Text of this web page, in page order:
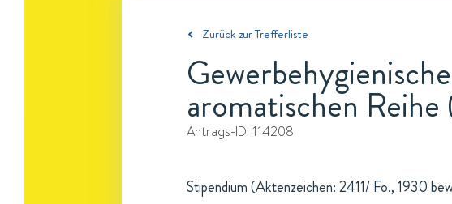
Zurück zur Trefferliste
aromatischen
Antrags-ID: 114208
Stipendium (Aktenzeichen: 2411/ Fo., 1930